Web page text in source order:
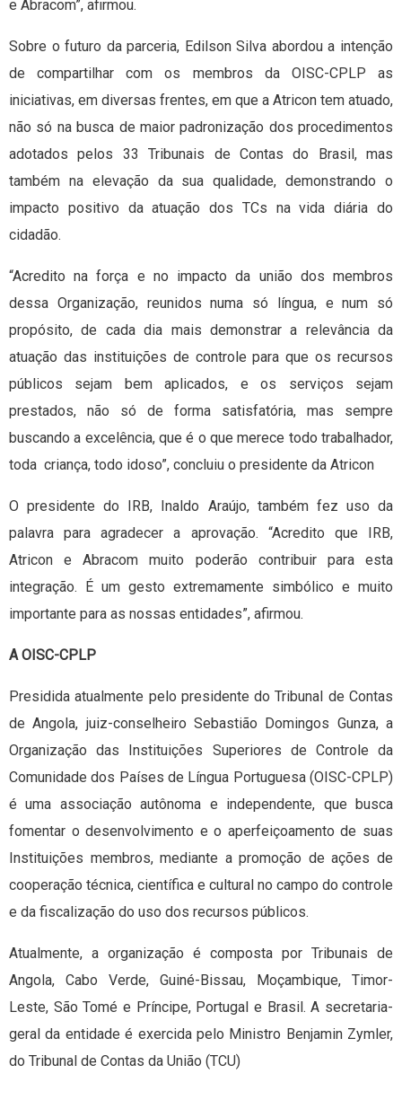
e Abracom”, afirmou.
Sobre o futuro da parceria, Edilson Silva abordou a intenção
de compartilhar com os membros da OISC-CPLP as
iniciativas, em diversas frentes, em que a Atricon tem atuado,
não só na busca de maior padronização dos procedimentos
adotados pelos 33 Tribunais de Contas do Brasil, mas
também na elevação da sua qualidade, demonstrando o
impacto positivo da atuação dos TCs na vida diária do
cidadão.
“Acredito na força e no impacto da união dos membros
dessa Organização, reunidos numa só língua, e num só
propósito, de cada dia mais demonstrar a relevância da
atuação das instituições de controle para que os recursos
públicos sejam bem aplicados, e os serviços sejam
prestados, não só de forma satisfatória, mas sempre
buscando a excelência, que é o que merece todo trabalhador,
toda criança, todo idoso”, concluiu o presidente da Atricon
O presidente do IRB, Inaldo Araújo, também fez uso da
palavra para agradecer a aprovação. “Acredito que IRB,
Atricon e Abracom muito poderão contribuir para esta
integração. É um gesto extremamente simbólico e muito
importante para as nossas entidades”, afirmou.
A OISC-CPLP
Presidida atualmente pelo presidente do Tribunal de Contas
de Angola, juiz-conselheiro Sebastião Domingos Gunza, a
Organização das Instituições Superiores de Controle da
Comunidade dos Países de Língua Portuguesa (OISC-CPLP)
é uma associação autônoma e independente, que busca
fomentar o desenvolvimento e o aperfeiçoamento de suas
Instituições membros, mediante a promoção de ações de
cooperação técnica, científica e cultural no campo do controle
e da fiscalização do uso dos recursos públicos.
Atualmente, a organização é composta por Tribunais de
Angola, Cabo Verde, Guiné-Bissau, Moçambique, Timor-
Leste, São Tomé e Príncipe, Portugal e Brasil. A secretaria-
geral da entidade é exercida pelo Ministro Benjamin Zymler,
do Tribunal de Contas da União (TCU)